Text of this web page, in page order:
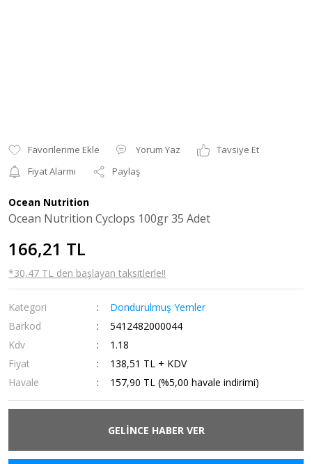
Yorum Yaz
Tavsiye Et
Fiyat Alarmı
Paylaş
Ocean Nutrition
Ocean Nutrition Cyclops 100gr 35 Adet
166,21 TL
*30,47 TL den başlayan taksitlerle!!
Kategori
Dondurulmuş Yemler
Barkod
5412482000044
Kdv
1.18
Fiyat
138,51 TL + KDV
Havale
157,90 TL (%5,00 havale indirimi)
GELİNCE HABER VER